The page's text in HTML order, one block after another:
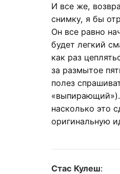
И все же,
снимку, я бы
Он все равно
будет легкий
как раз
за размытое
полез
насколько это
оригинальную
Стас Кулеш: